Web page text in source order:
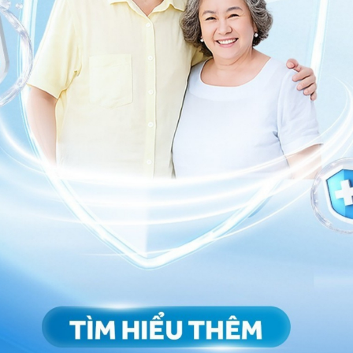
ngừa sự phá hủy thêm cơ